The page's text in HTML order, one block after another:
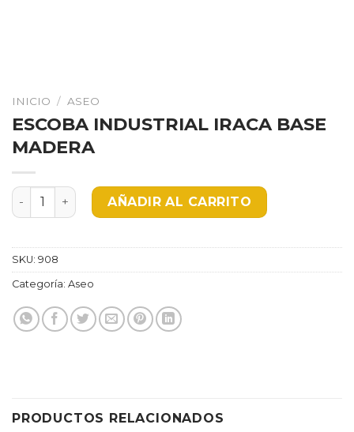
INICIO / ASEO
ESCOBA INDUSTRIAL IRACA BASE
MADERA
ESCOBA INDUSTRIAL IRACA BASE MADERA cantidad
AÑADIR AL CARRITO
SKU: 908
Categoría: Aseo
PRODUCTOS RELACIONADOS